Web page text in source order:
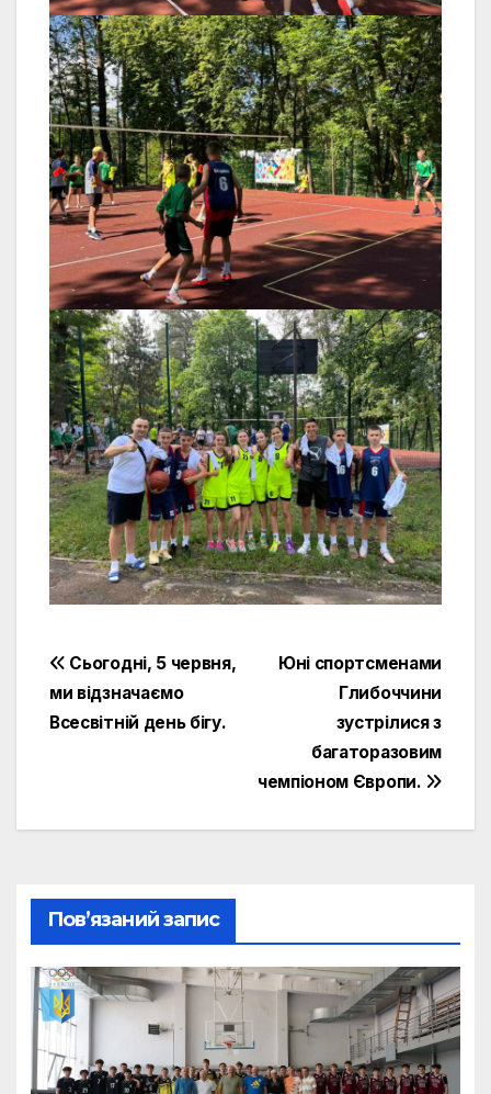
Навігація
записів
Юні спортсменами
Глибоччини
зустрілися з
багаторазовим
чемпіоном Європи.
Сьогодні, 5 червня,
ми відзначаємо
Всесвітній день бігу.
Пов’язаний запис